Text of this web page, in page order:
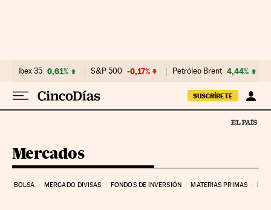
Ibex 35 0,61% S&P 500 -0,17% Petróleo Brent 4,44%
SUSCRÍBETE
Mercados
BOLSA MERCADO DIVISAS FONDOS DE INVERSIÓN MATERIAS PRIMAS